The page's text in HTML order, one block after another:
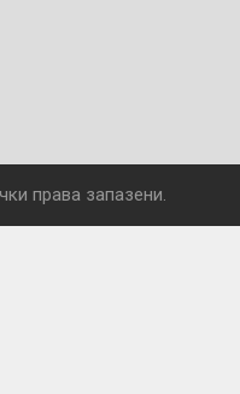
права запазени.